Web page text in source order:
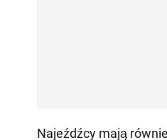
Najeźdźcy mają